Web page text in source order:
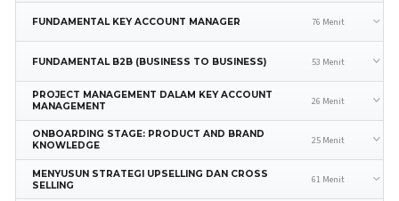
FUNDAMENTAL KEY ACCOUNT MANAGER 76 Menit
FUNDAMENTAL B2B (BUSINESS TO BUSINESS) 53 Menit
PROJECT MANAGEMENT DALAM KEY ACCOUNT
MANAGEMENT
26 Menit
ONBOARDING STAGE: PRODUCT AND BRAND
KNOWLEDGE
25 Menit
MENYUSUN STRATEGI UPSELLING DAN CROSS
SELLING
61 Menit